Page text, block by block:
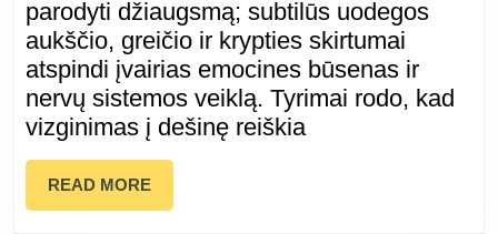
šis
parodyti džiaugsmą; subtilūs uodegos
aukščio, greičio ir krypties skirtumai
atspindi įvairias emocines būsenas ir
nervų sistemos veiklą. Tyrimai rodo, kad
vizginimas į dešinę reiškia
READ MOREREAD
MORE